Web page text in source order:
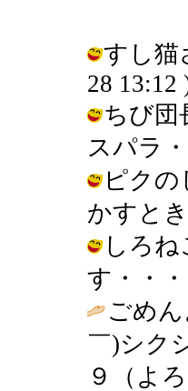
すし猫
28 13:12
ちび団
スパラ
ピクの
かすと
しろね
す・・
ごめ
￣)シク
９（よ